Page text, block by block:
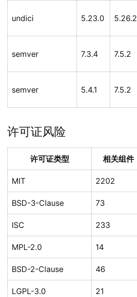
undici 5.23.0 5.26.2
semver 7.3.4 7.5.2
semver 5.4.1 7.5.2
许可证风险
许可证类型 相关组件
MIT 2202
BSD-3-Clause 73
ISC 233
MPL-2.0 14
BSD-2-Clause 46
LGPL-3.0 21